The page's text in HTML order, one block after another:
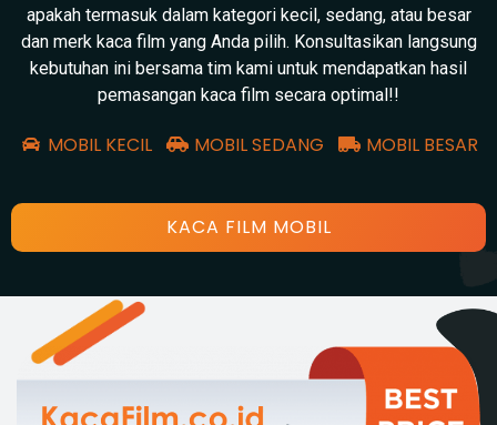
apakah termasuk dalam kategori kecil, sedang, atau besar
dan merk kaca film yang Anda pilih. Konsultasikan langsung
kebutuhan ini bersama tim kami untuk mendapatkan hasil
pemasangan kaca film secara optimal!!
MOBIL KECIL MOBIL SEDANG MOBIL BESAR
KACA FILM MOBIL